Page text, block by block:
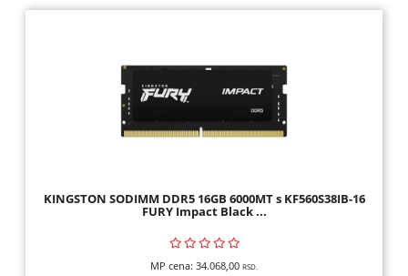
KINGSTON SODIMM DDR5 16GB 6000MT s KF560S38IB-16
FURY Impact Black ...
MP cena: 34.068,00 RSD.